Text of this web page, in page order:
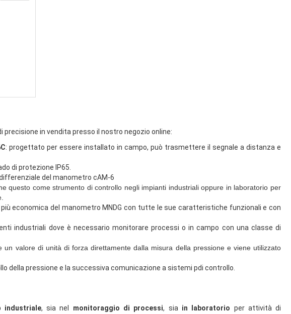
in vendita presso il nostro negozio online:
: progettato per essere installato in campo, può trasmettere il segnale a distanza e
di protezione IP65.
del manometro cAM-6
questo come strumento di controllo negli impianti industriali oppure in laboratorio per
più economica del manometro MNDG con tutte le sue caratteristiche funzionali e con
industriali dove è necessario monitorare processi o in campo con una classe di
valore di unità di forza direttamente dalla misura della pressione e viene utilizzato
della pressione e la successiva comunicazione a sistemi pdi controllo.
industriale, sia nel monitoraggio di processi, sia in laboratorio per attività di